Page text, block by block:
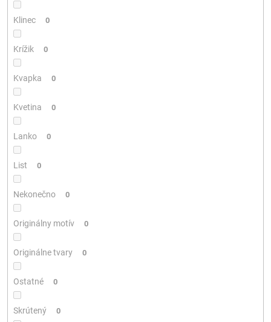
Klinec 0
Krížik 0
Kvapka 0
Kvetina 0
Lanko 0
List 0
Nekonečno 0
Originálny motív 0
Originálne tvary 0
Ostatné 0
Skrútený 0